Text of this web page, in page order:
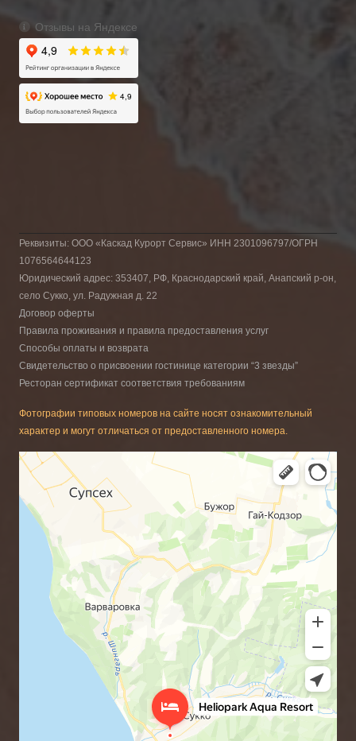
Отзывы на Яндексе
Реквизиты: ООО «Каскад Курорт Сервис» ИНН 2301096797/ОГРН
1076564644123
Юридический адрес: 353407, РФ, Краснодарский край, Анапский р-он,
село Сукко, ул. Радужная д. 22
Договор оферты
Правила проживания и правила предоставления услуг
Способы оплаты и возврата
Свидетельство о присвоении гостинице категории “3 звезды”
Ресторан сертификат соответствия требованиям
Фотографии типовых номеров на сайте носят ознакомительный
характер и могут отличаться от предоставленного номера.